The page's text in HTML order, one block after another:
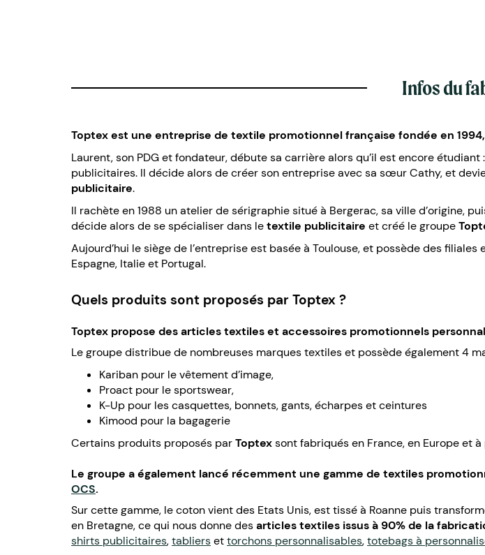
Infos du
Toptex est une entreprise de textile promotionnel française fondée en
Laurent, son PDG et fondateur, débute sa carrière alors qu’il est encore
publicitaires. Il décide alors de créer son entreprise avec sa sœur Cathy, et
publicitaire.
Il rachète en 1988 un atelier de sérigraphie situé à Bergerac, sa ville d’origine,
décide alors de se spécialiser dans letextile publicitaire et créé le groupe
Aujourd’hui le siège de l’entreprise est basée à Toulouse, et possède des
Espagne, Italie et Portugal.
Quels produits sont proposés par Toptex ?
Toptex propose des articles textiles et accessoires promotionnels
Le groupe distribue de nombreuses marques textiles et possède également 4
Kariban pour le vêtement d’image,
Proact pour le sportswear,
K-Up pour les casquettes, bonnets, gants, écharpes et ceintures
Kimood pour la bagagerie
Certains produits proposés parToptexsont fabriqués en France, en Europe et
Le groupe a également lancé récemment une gamme de textiles
OCS.
Sur cette gamme, le coton vient des Etats Unis, est tissé à Roanne puis
en Bretagne, ce qui nous donne desarticles textiles issus à 90% de la
shirts publicitaires,tabliersettorchons personnalisables,totebags à